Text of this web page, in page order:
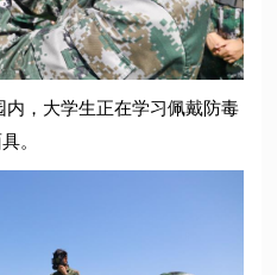
，大学生正在学习佩戴防毒
。